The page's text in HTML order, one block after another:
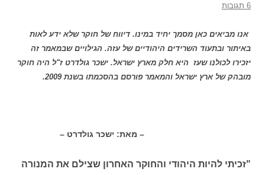
6 תגובות
אנו מביאים כאן מסמך יחיד במינו. דיווח של חוקר שלא ידע לאות
באיתור ובתעוד השרידים היהודיים של עזה. הגילויים שבמאמר זה
יזכירו לכולנו שעז היא חלק מארץ ישראל. ישכר גולדרט ז"ל היה חוקר
מובהק של ארץ ישראל והמאמר פורסם בהסכמתו בשנת 2009.
– מאת: ישכר גולדרט –
"זכיתי להיות היהודי והחוקר האחרון שצילם את המנורה